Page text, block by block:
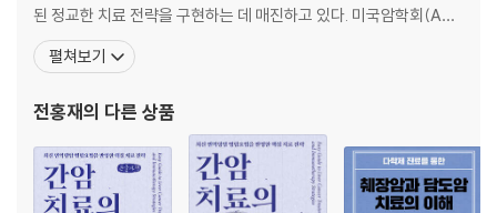
01 담도암은 왜 생소한가
02 폭풍 같은 담도암, 잠잠한 담도암
04 담도암이 생소한 또 다른 이유: 치료
05 간부터 십이지장까지, 신출귀몰 담도암: 진단과 병기
06 담도암의 전통적 치료 전략
07 담도암치료 - 수술
된 정교한 치료 전략을 구현하는 데 매진하고 있다. 미국암학회(AAC
R), 미국임상암학회(ASCO), 유럽종양학회(ESMO), 대한종양내과
학회(KSMO), 대한간암학회(KLCA) 등 국내외 주요 학회에서 활발
우르는 성과로 다수의 특허와 기술이전을 이뤄냈다. 저서로
펼쳐보기
전홍재의 다른 상품